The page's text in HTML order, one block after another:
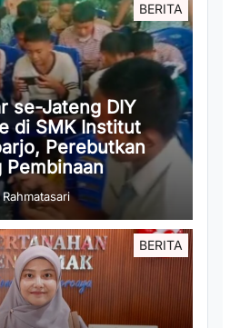
BERITA
se-Jateng DIY
di SMK Institut
Perebutkan
Pembinaan
Rahmatasari
BERITA